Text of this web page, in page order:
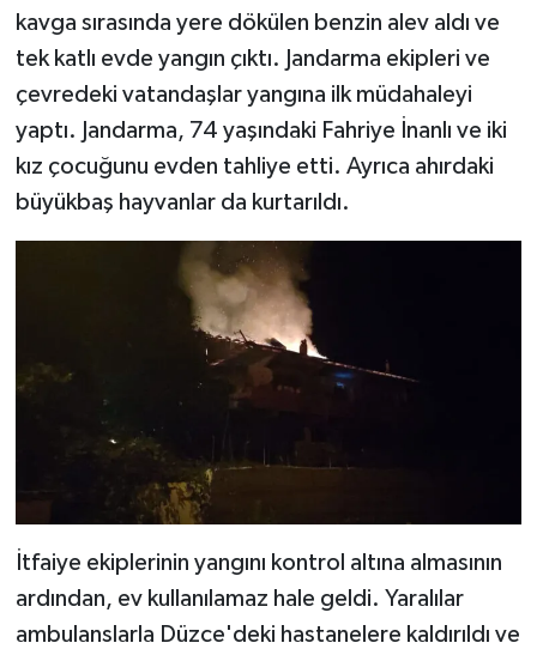
kavga sırasında yere dökülen benzin alev aldı ve
tek katlı evde yangın çıktı. Jandarma ekipleri ve
çevredeki vatandaşlar yangına ilk müdahaleyi
yaptı. Jandarma, 74 yaşındaki Fahriye İnanlı ve iki
kız çocuğunu evden tahliye etti. Ayrıca ahırdaki
büyükbaş hayvanlar da kurtarıldı.
İtfaiye ekiplerinin yangını kontrol altına almasının
ardından, ev kullanılamaz hale geldi. Yaralılar
ambulanslarla Düzce'deki hastanelere kaldırıldı ve